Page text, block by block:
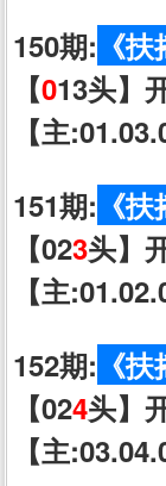
150期: 《
【013头】
【主
151期: 《
【023头】
【主
152期: 《
【024头】
【主